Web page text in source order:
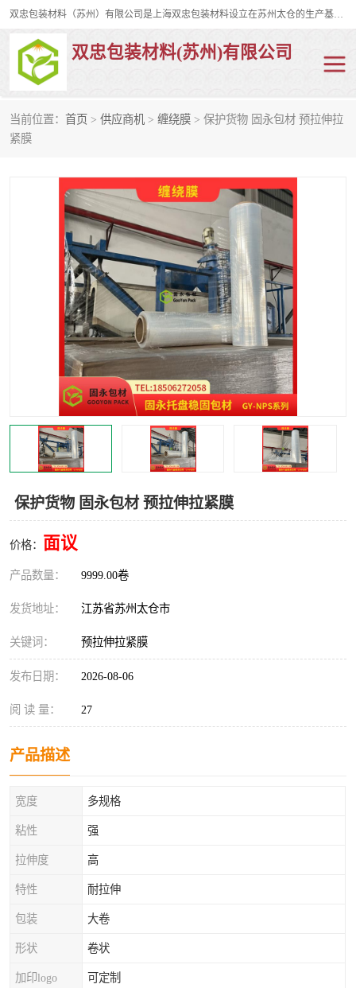
双忠包装材料（苏州）有限公司是上海双忠包装材料设立在苏州太仓的生产基地，占地约2万平米，产品主要有打孔缠绕膜，拉伸蜂窝纸，集装箱充气袋，滑托板，打包带，裹包网兜，防滑纸等箱体和托盘的运输和保护性包材。固永包材®，GooYon Pack®，是我们保护性包装材料的专属品牌。
双忠包装材料(苏州)有限公司
当前位置： 首页 > 供应商机 > 缠绕膜 > 保护货物 固永包材 预拉伸拉
紧膜
保护货物 固永包材 预拉伸拉紧膜
价格： 面议
产品数量： 9999.00卷
发货地址： 江苏省苏州太仓市
关键词： 预拉伸拉紧膜
发布日期： 2026-08-06
阅 读 量： 27
产品描述
宽度 多规格
粘性 强
拉伸度 高
特性 耐拉伸
包装 大卷
形状 卷状
加印logo 可定制
打孔缠绕膜
裹包网兜 纤维打包带
充气袋
缠绕膜
托盘裹包网兜
托盘捆绑带